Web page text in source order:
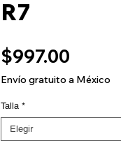
R7
$997.00
Envío gratuito a México
Talla *
Elegir